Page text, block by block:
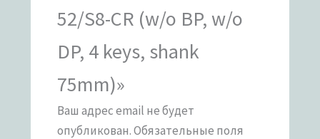
52/S8-CR (w/o BP, w/o
DP, 4 keys, shank
75mm)»
Ваш адрес email не будет
опубликован.Обязательные поля